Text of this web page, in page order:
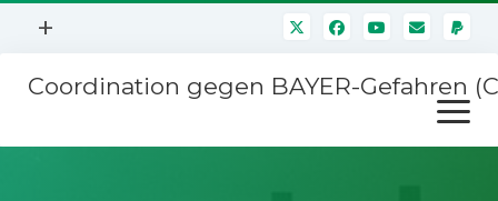
Menü
+
Mitmachen
Coordination gegen BAYER-Gefahren
Menü
öffnen